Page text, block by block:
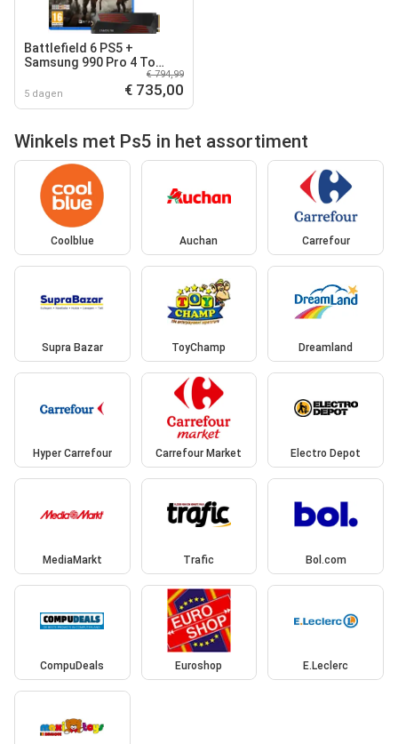
Battlefield 6 PS5 +
Samsung 990 Pro 4 To
Dissipateur Thermique
NVMe SSD
5 dagen
€ 794,99
€ 735,00
Winkels met Ps5 in het assortiment
Coolblue Auchan Carrefour
Supra Bazar ToyChamp Dreamland
Hyper Carrefour Carrefour Market Electro Depot
MediaMarkt Trafic Bol.com
CompuDeals Euroshop E.Leclerc